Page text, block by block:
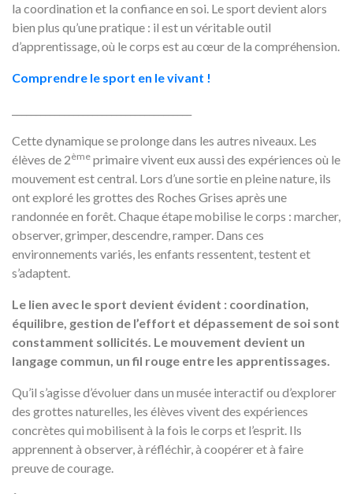
la coordination et la confiance en soi. Le sport devient alors
bien plus qu’une pratique : il est un véritable outil
d’apprentissage, où le corps est au cœur de la compréhension.
Comprendre le sport en le vivant !
Cette dynamique se prolonge dans les autres niveaux. Les
élèves de 2ème primaire vivent eux aussi des expériences où le
mouvement est central. Lors d’une sortie en pleine nature, ils
ont exploré les grottes des Roches Grises après une
randonnée en forêt. Chaque étape mobilise le corps : marcher,
observer, grimper, descendre, ramper. Dans ces
environnements variés, les enfants ressentent, testent et
s’adaptent.
Le lien avec le sport devient évident : coordination,
équilibre, gestion de l’effort et dépassement de soi sont
constamment sollicités. Le mouvement devient un
langage commun, un fil rouge entre les apprentissages.
Qu’il s’agisse d’évoluer dans un musée interactif ou d’explorer
des grottes naturelles, les élèves vivent des expériences
concrètes qui mobilisent à la fois le corps et l’esprit. Ils
apprennent à observer, à réfléchir, à coopérer et à faire
preuve de courage.